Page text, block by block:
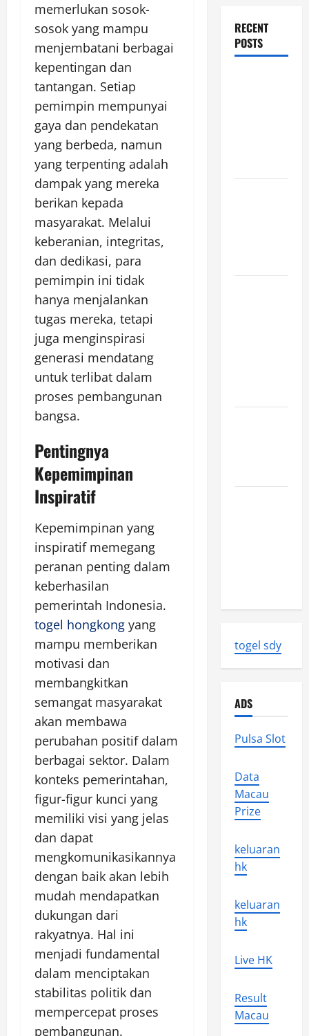
memerlukan sosok-
sosok yang mampu
menjembatani berbagai
kepentingan dan
tantangan. Setiap
pemimpin mempunyai
gaya dan pendekatan
yang berbeda, namun
yang terpenting adalah
dampak yang mereka
berikan kepada
masyarakat. Melalui
keberanian, integritas,
dan dedikasi, para
pemimpin ini tidak
hanya menjalankan
tugas mereka, tetapi
juga menginspirasi
generasi mendatang
untuk terlibat dalam
proses pembangunan
bangsa.
Pentingnya
Kepemimpinan
Inspiratif
Kepemimpinan yang
inspiratif memegang
peranan penting dalam
keberhasilan
pemerintah Indonesia.
togel hongkong yang
mampu memberikan
motivasi dan
membangkitkan
semangat masyarakat
akan membawa
perubahan positif dalam
berbagai sektor. Dalam
konteks pemerintahan,
figur-figur kunci yang
memiliki visi yang jelas
dan dapat
mengkomunikasikannya
dengan baik akan lebih
mudah mendapatkan
dukungan dari
rakyatnya. Hal ini
menjadi fundamental
dalam menciptakan
stabilitas politik dan
mempercepat proses
pembangunan.
RECENT
POSTS
togel sdy
ADS
Pulsa Slot
Data
Macau
Prize
keluaran
hk
keluaran
hk
Live HK
Result
Macau